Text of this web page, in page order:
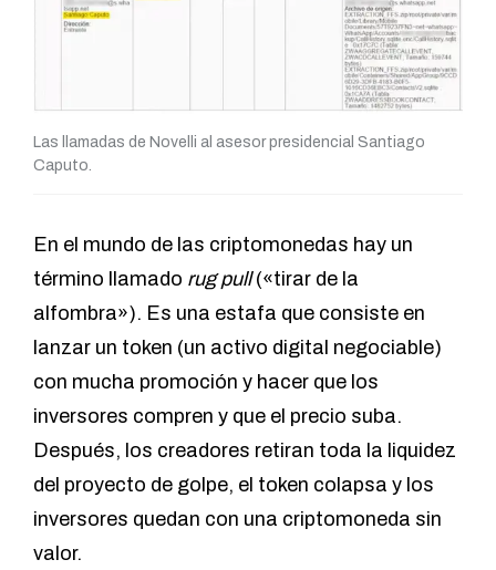
Las llamadas de Novelli al asesor presidencial Santiago
Caputo.
En el mundo de las criptomonedas hay un
término llamado rug pull(«tirar de la
alfombra»). Es una estafa que consiste en
lanzar un token (un activo digital negociable)
con mucha promoción y hacer que los
inversores compren y que el precio suba.
Después, los creadores retiran toda la liquidez
del proyecto de golpe, el token colapsa y los
inversores quedan con una criptomoneda sin
valor.